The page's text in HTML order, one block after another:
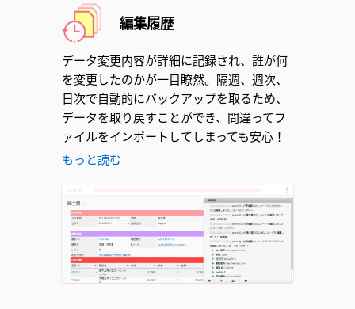
編集履歴
データ変更内容が詳細に記録され、誰が何
を変更したのかが一目瞭然。隔週、週次、
日次で自動的にバックアップを取るため、
データを取り戻すことができ、間違ってフ
ァイルをインポートしてしまっても安心！
もっと読む